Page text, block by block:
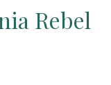
Rebel